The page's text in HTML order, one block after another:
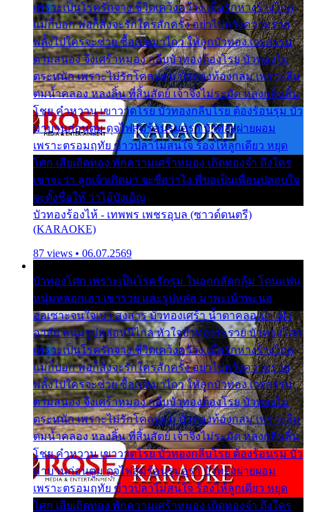
เพราะเป็นโรครักจาง ชีวิตเคว้งคว้าง เมื่อรักห่างร้างไกล
แม่ก็บอก พ่อก็สั่งจะรักใครสักครั้ง อย่าไปหวังความรวย
พลั้งไปใครจะช่วย ซื้อเปลมาไกว ให้ลูกบัวทอง เวรกรรม
ตามสนอง จึงเศร้าหมอง กลีบบัวทองต้องโรย บัวทองไม่
ตระหนัก เพราะไม่รักโคลนตม บัวทองท้องกลม เพราะลืม
ตมน้ำคลอง หลงลิ้น ที่สิ้นสัตย์ เจ้าจึงไม่ระมัด หลงกลิ่นลิ้น
โชย คำหวาน เขาวาดโรย บัวทองกลีบโรย ต้องร้อนรุม บัว
มาบานก่อนตูม ดุจไฟสุมร้อนรุมอุรา บัวทองผ่ายผอม
เพราะตรอมฤทัย ข้าวปลาไม่สนใจ ร้องไห้ลูกเดียว หยุด
โศก เสียเถิดทอง พักความเศร้าหมอง เถิดทองจ๋า ถึงใคร
เขาจะว่า ลูกเจ้าเกิดมา จะชื่อว่าไง พี่ขอเป็นเพื่อนปลอบใจ
จะตั้งชื่อให้ ว่าไอ้บังเอิญ
บัวทองร้องไห้ - เทพพร เพชรอุบล (ซาวด์ดนตรี)
(KARAOKE)
87 views • 06.07.2569
บัวทองโศก เพราะเป็นโรครักรุม ในอกกลัดกลุ้ม โดนแฟน
หนุ่มหลอกเอา เขารวย และรูปหล่อ มาพะเน้าพะนอ
ออเซาะจนใจเบา สงสาร บัวทองเศร้า น้ำตาคลอเบ้า เฝ้า
อาลัย หนุ่มรูปหล่อหนีไกล หัวใจบัวทองระรวย บัวทองโศก
เพราะเป็นโรครักจาง ชีวิตเคว้งคว้าง เมื่อรักห่างร้างไกล
แม่ก็บอก พ่อก็สั่งจะรักใครสักครั้ง อย่าไปหวังความรวย
พลั้งไปใครจะช่วย ซื้อเปลมาไกว ให้ลูกบัวทอง เวรกรรม
ตามสนอง จึงเศร้าหมอง กลีบบัวทองต้องโรย บัวทองไม่
ตระหนัก เพราะไม่รักโคลนตม บัวทองท้องกลม เพราะลืม
ตมน้ำคลอง หลงลิ้น ที่สิ้นสัตย์ เจ้าจึงไม่ระมัด หลงกลิ่นลิ้น
โชย คำหวาน เขาวาดโรย บัวทองกลีบโรย ต้องร้อนรุม บัว
มาบานก่อนตูม ดุจไฟสุมร้อนรุมอุรา บัวทองผ่ายผอม
เพราะตรอมฤทัย ข้าวปลาไม่สนใจ ร้องไห้ลูกเดียว หยุด
โศก เสียเถิดทอง พักความเศร้าหมอง เถิดทองจ๋า ถึงใคร